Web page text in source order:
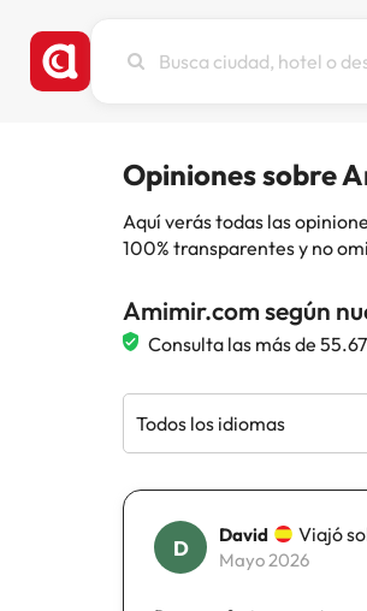
ciudad,
Opiniones sobre
Aquí verás todas las
100% transparentes y no
Amimir.com según
Consulta las más de